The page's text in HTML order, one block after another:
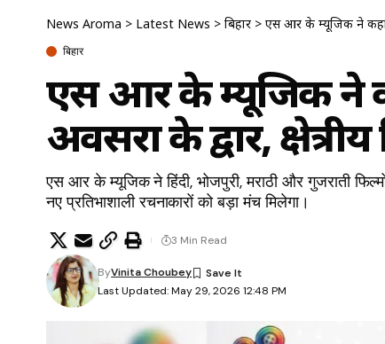
News Aroma > Latest News > बिहार > एस आर के म्यूजिक ने
बिहार
एस आर के म्यूजिक ने
अवसरों के द्वार,
एस आर के म्यूजिक ने हिंदी, भोजपुरी, मराठी और गुजराती
नए प्रतिभाशाली रचनाकारों को बड़ा मंच मिलेगा।
Last Updated: May 29, 2026 12:48 PM
ByVinita Choubey
3 Min Read